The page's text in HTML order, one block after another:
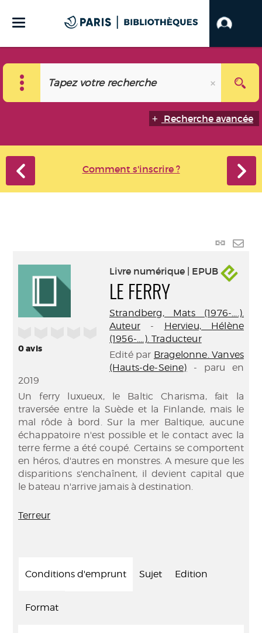
Recherche avancée
Comment s'inscrire ?
Lien
0avis
Livre numérique | EPUB
LE FERRY
Strandberg, Mats (1976-....).
Auteur- Hervieu, Hélène
(1956-....). Traducteur
Edité par Bragelonne. Vanves
(Hauts-de-Seine) - paru en
2019
Un ferry luxueux, le Baltic Charisma, fait la
traversée entre la Suède et la Finlande, mais le
mal rôde à bord. Sur la mer Baltique, aucune
échappatoire n'est possible et le contact avec la
terre ferme a été coupé. Certains se comportent
en héros, d'autres en monstres. A mesure que les
disparitions s'enchaînent, il devient capital que
le bateau n'arrive jamais à destination.
Terreur
Conditions d'emprunt Sujet Edition
Format